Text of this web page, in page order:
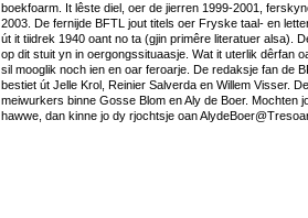
boekfoarm. It lêste diel, oer de jierren 1999-2001,
2003. De fernijde BFTL jout titels oer Fryske taal- en
út it tiidrek 1940 oant no ta (gjin primêre literatuer alsa).
op dit stuit yn in oergongssituaasje. Wat it uterlik dêrfan
sil mooglik noch ien en oar feroarje. De redaksje fan de
bestiet út Jelle Krol, Reinier Salverda en Willem Visser. De
meiwurkers binne Gosse Blom en Aly de Boer. Mochten
hawwe, dan kinne jo dy rjochtsje oan